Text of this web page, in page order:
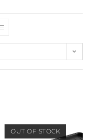
OUT OF STOCK